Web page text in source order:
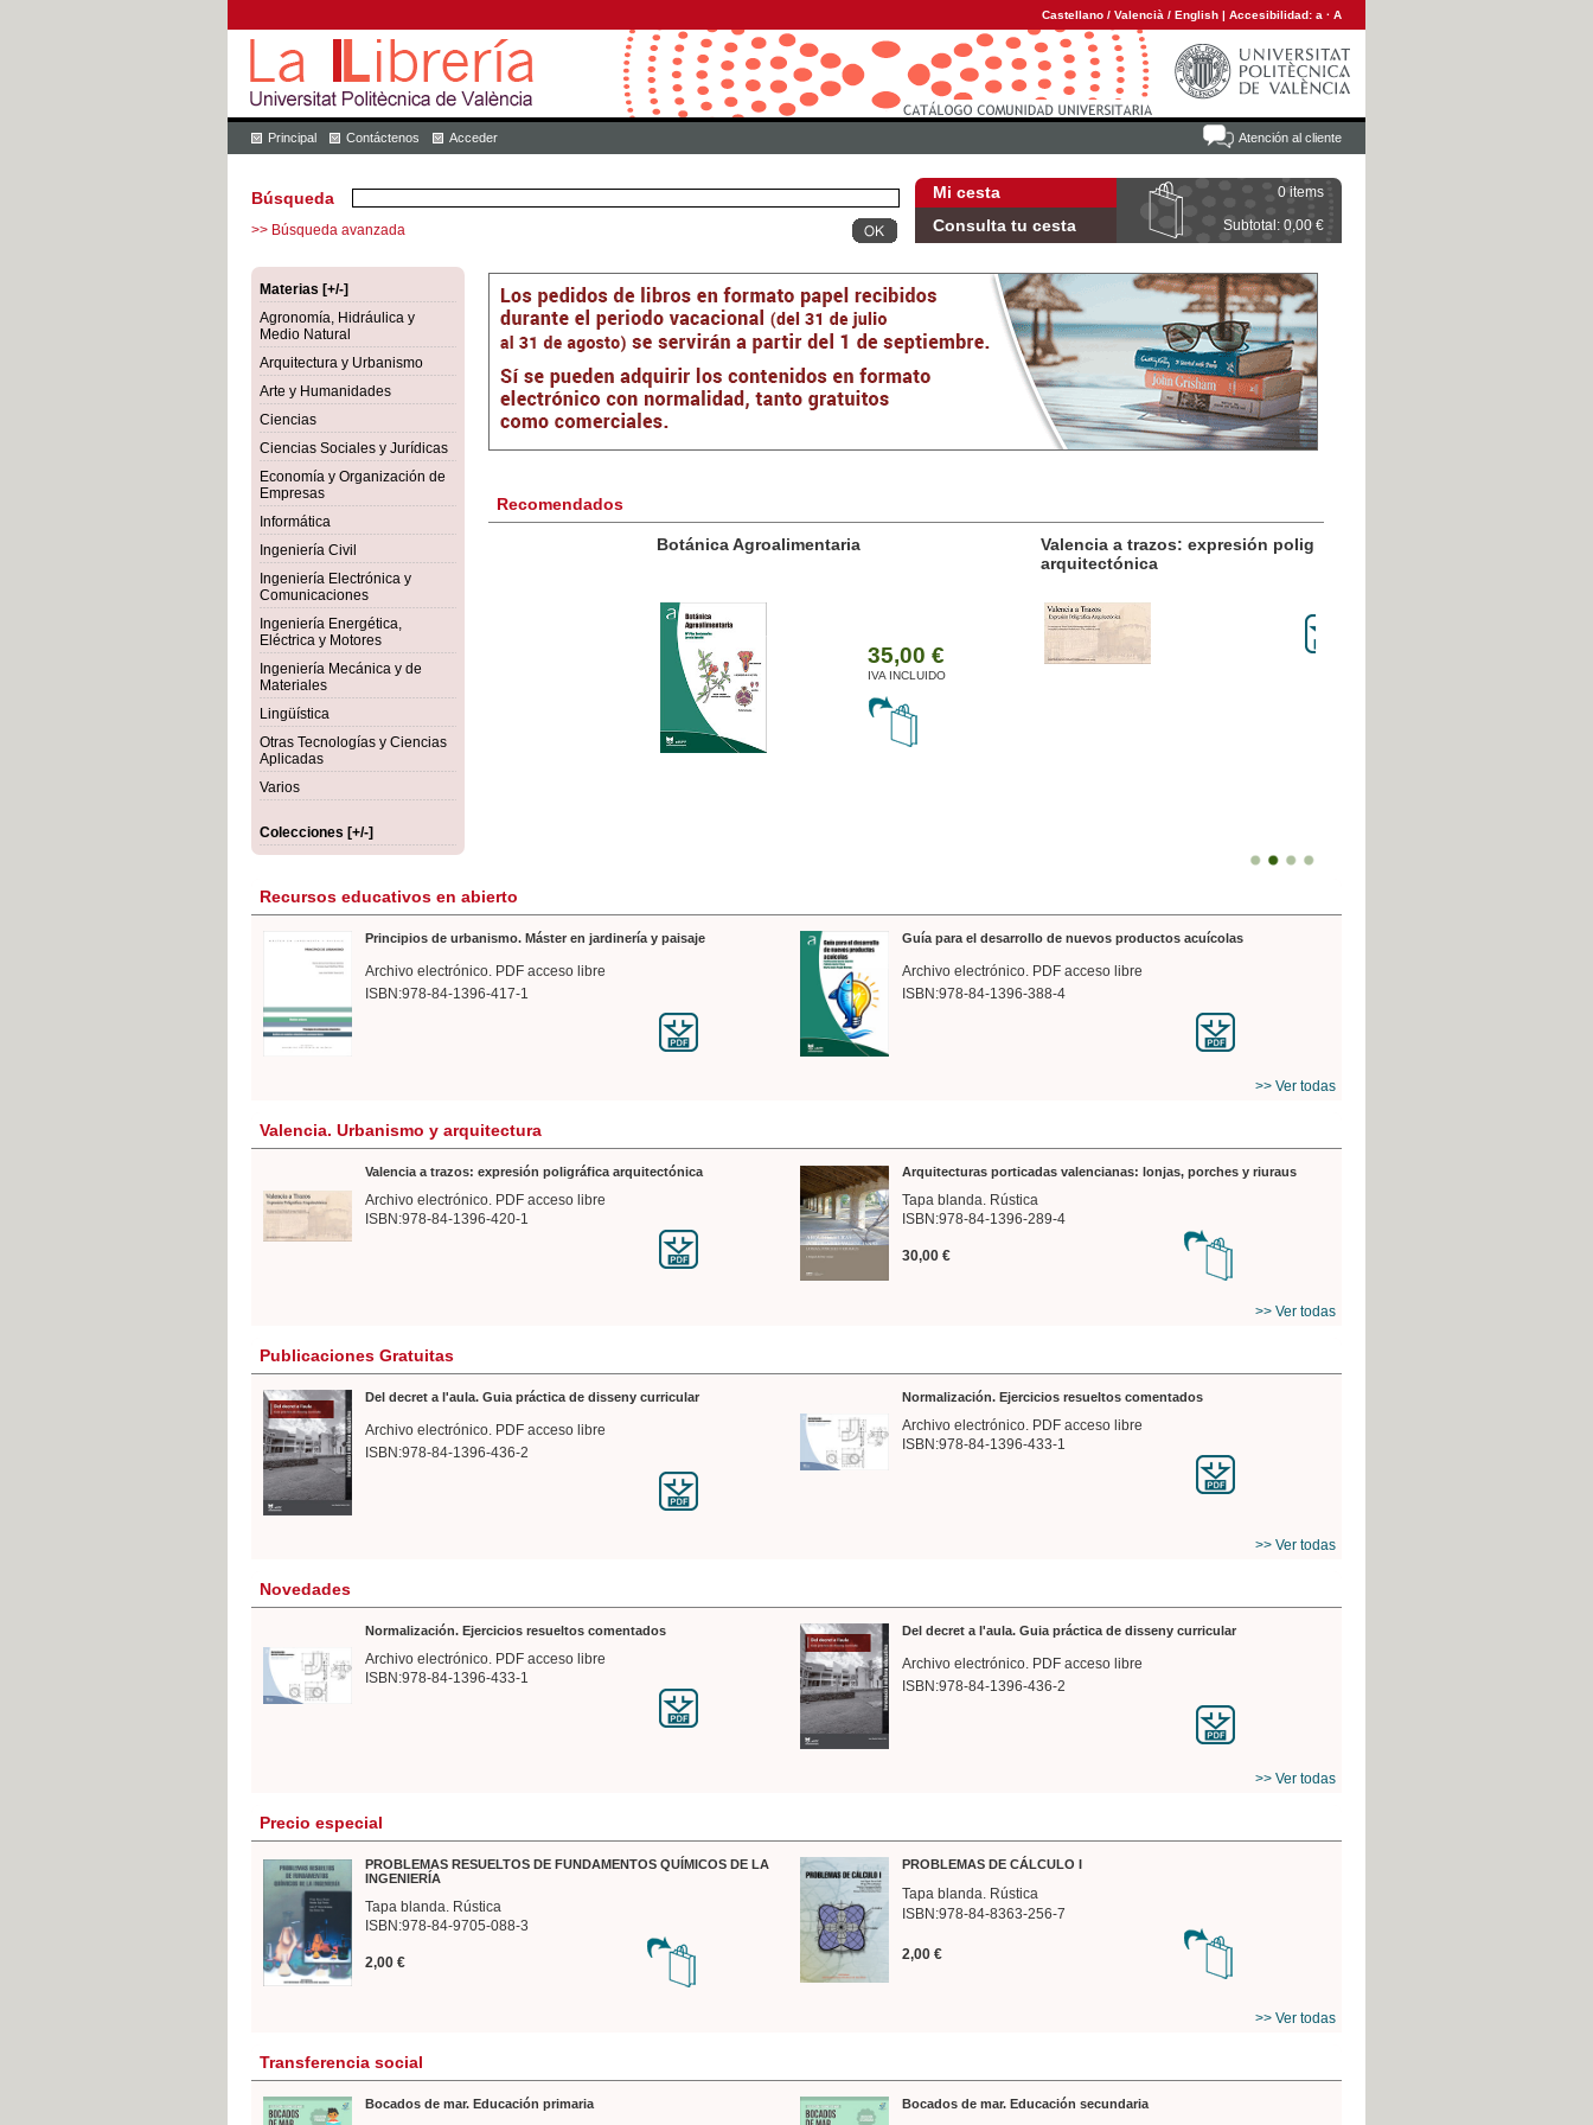
Castellano / Valencià / English | Accesibilidad: a · A
Atención al cliente
Principal Contáctenos Acceder
Mi cesta 0 items
Consulta tu cesta Subtotal: 0,00 €
Búsqueda
>> Búsqueda avanzada
Materias [+/-]
Agronomía, Hidráulica y
Medio Natural
Arquitectura y Urbanismo
Arte y Humanidades
Ciencias
Ciencias Sociales y Jurídicas
Economía y Organización de
Empresas
Informática
Ingeniería Civil
Ingeniería Electrónica y
Comunicaciones
Ingeniería Energética,
Eléctrica y Motores
Ingeniería Mecánica y de
Materiales
Lingüística
Otras Tecnologías y Ciencias
Aplicadas
Varios
Colecciones [+/-]
Recomendados
Botánica Agroalimentaria
35,00 €
IVA INCLUIDO
Valencia a trazos: expresión poligráfica
Recursos educativos en abierto
Principios de urbanismo. Máster en jardinería y paisaje
Archivo electrónico. PDF acceso libre
ISBN:978-84-1396-417-1
Guía para el desarrollo de nuevos productos acuícolas
Archivo electrónico. PDF acceso libre
ISBN:978-84-1396-388-4
>> Ver todas
Valencia. Urbanismo y arquitectura
Valencia a trazos: expresión poligráfica arquitectónica
Archivo electrónico. PDF acceso libre
ISBN:978-84-1396-420-1
Arquitecturas porticadas valencianas: lonjas, porches y riuraus
Tapa blanda. Rústica
ISBN:978-84-1396-289-4
30,00 €
>> Ver todas
Publicaciones Gratuitas
Del decret a l'aula. Guia práctica de disseny curricular
Archivo electrónico. PDF acceso libre
ISBN:978-84-1396-436-2
Normalización. Ejercicios resueltos comentados
Archivo electrónico. PDF acceso libre
ISBN:978-84-1396-433-1
>> Ver todas
Novedades
Normalización. Ejercicios resueltos comentados
Archivo electrónico. PDF acceso libre
ISBN:978-84-1396-433-1
Del decret a l'aula. Guia práctica de disseny curricular
Archivo electrónico. PDF acceso libre
ISBN:978-84-1396-436-2
>> Ver todas
Precio especial
PROBLEMAS RESUELTOS DE FUNDAMENTOS QUÍMICOS DE LA
INGENIERÍA
Tapa blanda. Rústica
ISBN:978-84-9705-088-3
2,00 €
PROBLEMAS DE CÁLCULO I
Tapa blanda. Rústica
ISBN:978-84-8363-256-7
2,00 €
>> Ver todas
Transferencia social
Bocados de mar. Educación primaria Bocados de mar. Educación secundaria